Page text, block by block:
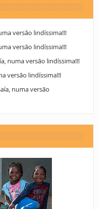
versão lindíssima!!!
versão lindíssima!!!
numa versão lindíssima!!!
versão lindíssima!!!
numa versão